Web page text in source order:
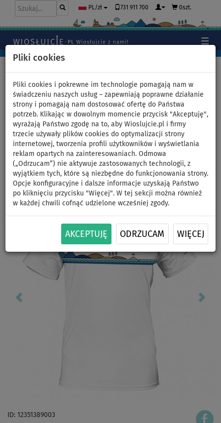
Pliki cookies
Pliki cookies i pokrewne im technologie pomagają nam w
świadczeniu naszych usług – zapewniają poprawne działanie
strony i pomagają nam dostosować ofertę do Państwa
potrzeb. Klikając w dowolnym momencie przycisk "Akceptuję",
wyrażają Państwo zgodę na to, aby Wioslujcie.pl i firmy
trzecie używały plików cookies do optymalizacji strony
internetowej, tworzenia profili użytkowników i wyświetlania
reklam opartych na zainteresowaniach. Odmowa
(„Odrzucam”) nie aktywuje zastosowanych technologii, z
wyjątkiem tych, które są niezbędne do funkcjonowania strony.
Opcje konfiguracyjne i dalsze informacje uzyskają Państwo
po kliknięciu przycisku "Więcej". W tej sekcji można również
w każdej chwili cofnąć udzielone wcześniej zgody.
AKCEPTUJĘ ODRZUCAM WIĘCEJ
PL/zł 731 911 700 0szt.
Koszulka męska lycra
PADDLEBOARDING WHITE -
krótki rękaw - rozmiar: L
Previous Next
ID: 12351389003